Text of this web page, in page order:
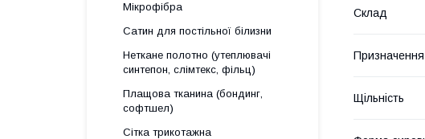
Склад
Щільність
Мікрофібра
Сатин для постільної білизни
Неткане полотно (утеплювачі
синтепон, слімтекс, фільц)
Плащова тканина (бондинг,
софтшел)
Сітка трикотажна